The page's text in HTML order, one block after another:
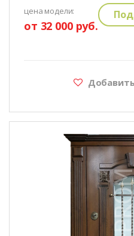
цена модели:
от 32 000 руб.